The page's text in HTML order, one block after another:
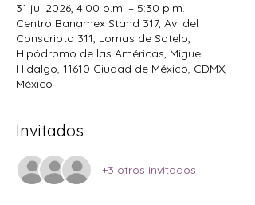
31 jul 2026, 4:00 p.m. – 5:30 p.m.
Centro Banamex Stand 317, Av. del
Conscripto 311, Lomas de Sotelo,
Hipódromo de las Américas, Miguel
Hidalgo, 11610 Ciudad de México, CDMX,
México
Invitados
+3 otros invitados